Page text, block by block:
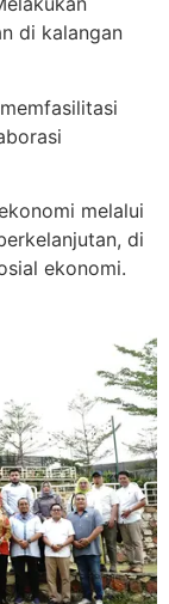
di kalangan
melalui
di
ekonomi.